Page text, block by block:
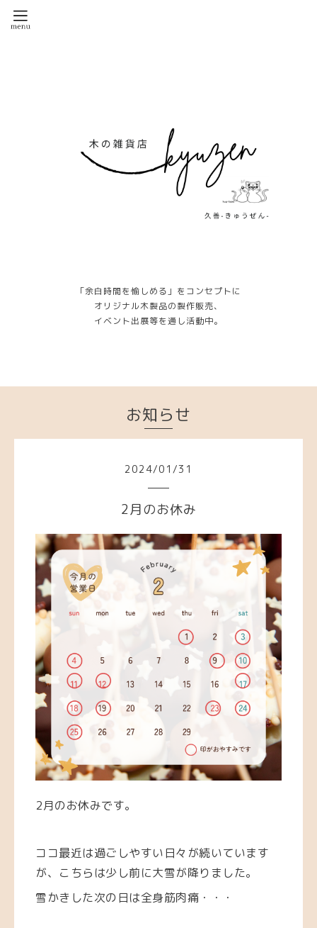
「余白時間を愉しめる」をコンセプトに
オリジナル木製品の製作販売、
イベント出展等を通し活動中。
お知らせ
2024/01 /31
2月のお休み
2月のお休みです。
ココ最近は過ごしやすい日々が続いています
が、こちらは少し前に大雪が降りました。
雪かきした次の日は全身筋肉痛・・・